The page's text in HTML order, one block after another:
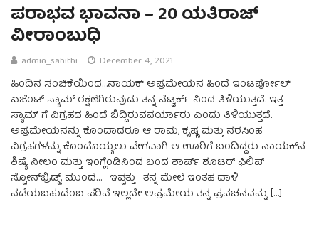
ಪರಾಭವ ಭಾವನಾ – 20 ಯತಿರಾಜ್
ವೀರಾಂಬುಧಿ
admin_sahithi December 4, 2021
ಹಿಂದಿನ ಸಂಚಿಕೆಯಿಂದ…ನಾಯಕ್ ಅಪ್ರಮೇಯನ ಹಿಂದೆ ಇಂಟರ್ಪೋಲ್
ಏಜೆಂಟ್ ಸ್ಯಾಮ್ ರಕ್ಷಣೆಗಿರುವುದು ತನ್ನ ನೆಟ್ವರ್ಕ್ ನಿಂದ ತಿಳಿಯುತ್ತದೆ. ಇತ್ತ
ಸ್ಯಾಮ್ ಗೆ ವಿಗ್ರಹದ ಹಿಂದೆ ಬಿದ್ದಿರುವವರ್ಯಾರು ಎಂದು ತಿಳಿಯುತ್ತದೆ.
ಅಪ್ರಮೇಯನನ್ನು ಕೊಂದಾದರೂ ಆ ರಾಮ, ಕೃಷ್ಣ ಮತ್ತು ನರಸಿಂಹ
ವಿಗ್ರಹಗಳನ್ನು ಕೊಂಡೊಯ್ಯಲು ವೇಗವಾಗಿ ಆ ಊರಿಗೆ ಬಂದಿದ್ದರು ನಾಯಕ್‌ನ
ಶಿಷ್ಯೆ ನೀಲಂ ಮತ್ತು ಇಂಗ್ಲೆಂಡಿನಿಂದ ಬಂದ ಶಾರ್ಪ್‌ ಶೂಟರ್‌ ಫಿಲಿಪ್‌
ಸ್ಟೋನ್‌ಬ್ರಿಡ್ಜ್.‌ ಮುಂದೆ… –ಇಪ್ಪತ್ತು– ತನ್ನ ಮೇಲೆ ಇಂತಹ ದಾಳಿ
ನಡೆಯಬಹುದೆಂಬ ಪರಿವೆ ಇಲ್ಲದೇ ಅಪ್ರಮೇಯ ತನ್ನ ಪ್ರವಚನವನ್ನು […]